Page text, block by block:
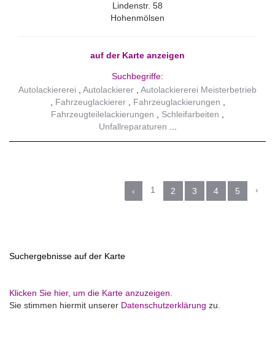
Lindenstr. 58
Hohenmölsen
auf der Karte anzeigen
Suchbegriffe:
Autolackiererei
Autolackierer
Autolackiererei Meisterbetrieb
Fahrzeuglackierer
Fahrzeuglackierungen
Fahrzeugteilelackierungen
Schleifarbeiten
Unfallreparaturen
‹ 1 2 3 4 5 ›
Suchergebnisse auf der Karte
Klicken Sie hier, um die Karte anzuzeigen.
Sie stimmen hiermit unserer Datenschutzerklärung zu.